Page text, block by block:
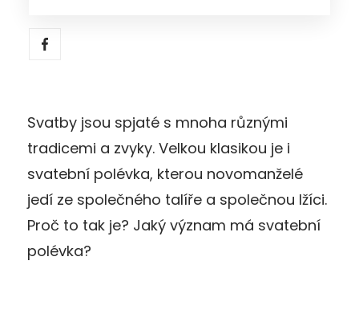
Svatby jsou spjaté s mnoha různými
tradicemi a zvyky. Velkou klasikou je i
svatební polévka, kterou novomanželé
jedí ze společného talíře a společnou lžíci.
Proč to tak je? Jaký význam má svatební
polévka?